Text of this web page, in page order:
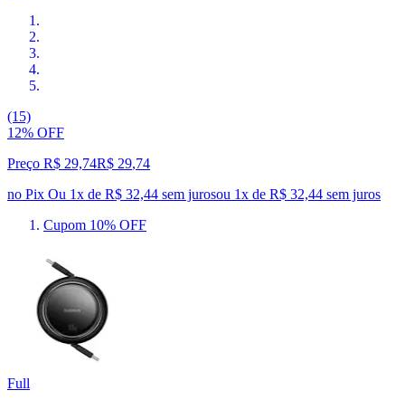
(15)
12% OFF
Preço R$ 29,74R$ 29,74
no Pix Ou 1x de R$ 32,44 sem jurosou 1x de R$ 32,44 sem juros
Cupom 10% OFF
Full